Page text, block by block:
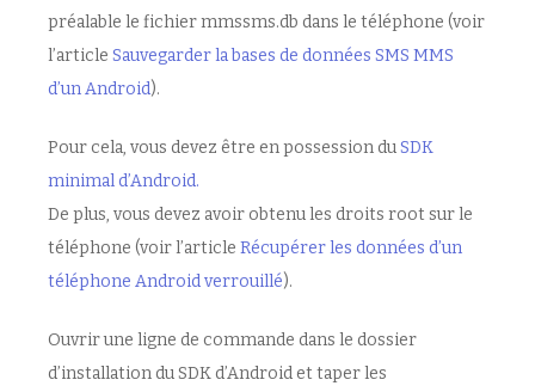
préalable le fichier mmssms.db dans le téléphone (voir
l’article Sauvegarder la bases de données SMS MMS
d’un Android).
Pour cela, vous devez être en possession duSDK
minimal d’Android.
De plus, vous devez avoir obtenu les droits root sur le
téléphone (voir l’article Récupérer les données d’un
téléphone Android verrouillé).
Ouvrir une ligne de commande dans le dossier
d’installation du SDK d’Android et taper les